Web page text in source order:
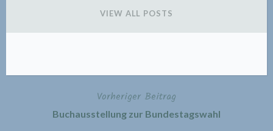
VIEW ALL POSTS
BeitragsnavigationVorheriger Beitrag
Buchausstellung zur Bundestagswahl